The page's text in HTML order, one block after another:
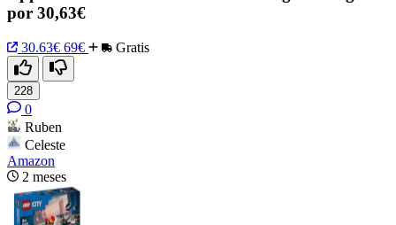
por 30,63€
30.63€ 69€ Gratis
228
0
Ruben
Celeste
Amazon
2 meses